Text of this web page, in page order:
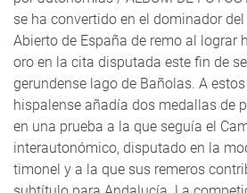
se ha convertido en el dominador
Abierto de España de remo al lograr
oro en la cita disputada este fin de
gerundense lago de Bañolas. A
hispalense añadía dos medallas de
en una prueba a la que seguía el
interautonómico, disputado en la
timonel y a la que sus remeros